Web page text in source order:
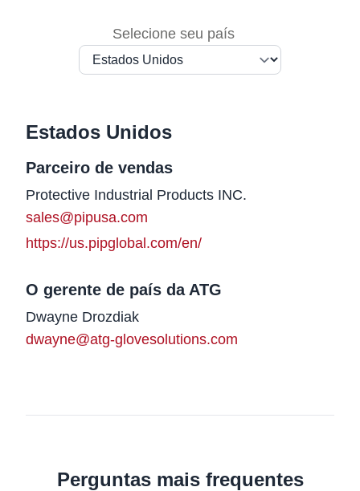
Selecione seu país
Estados Unidos
Parceiro de vendas
Nome
Protective Industrial Products INC.
Email
sales@pipusa.com
Website
https://us.pipglobal.com/en/
O gerente de país da ATG
Nome
Dwayne Drozdiak
Email
dwayne@atg-glovesolutions.com
Perguntas mais frequentes